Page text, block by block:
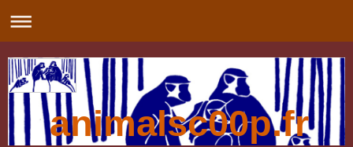
animalsc00p.fr